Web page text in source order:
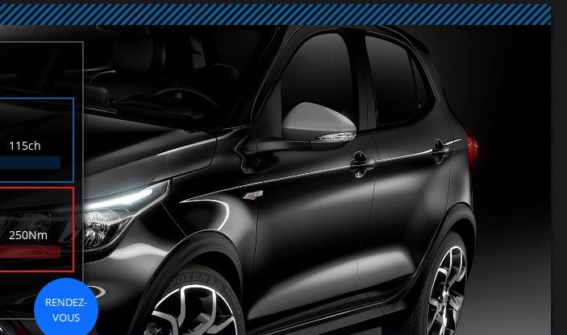
115ch
250Nm
RENDEZ-
VOUS